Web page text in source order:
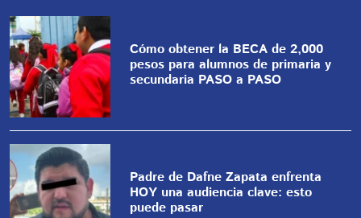
Cómo obtener la BECA de 2,000
pesos para alumnos de primaria y
secundaria PASO a PASO
Padre de Dafne Zapata enfrenta
HOY una audiencia clave: esto
puede pasar